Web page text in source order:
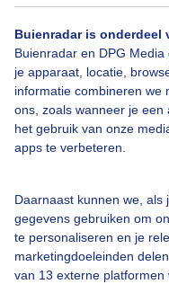
Buienradar is onderdeel
Buienradar en DPG
je apparaat, locatie,
informatie combineren we
ons, zoals wanneer je een
het gebruik van onze
apps te verbeteren.
Daarnaast kunnen we,
gegevens gebruiken om
te personaliseren en je
marketingdoeleinden
van 13 externe
Bekijk slideshow
Een